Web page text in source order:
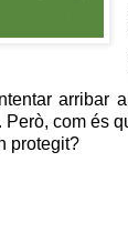
arribar
Però, com és
protegit?